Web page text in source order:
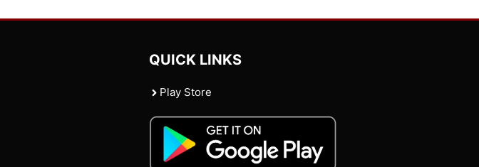
QUICK LINKS
Play Store